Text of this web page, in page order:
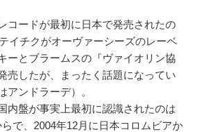
コードが最初に日本で発売されたの
イチクがオーヴァーシーズのレーベ
ーとブラームスの『ヴァイオリン協
売したが、まったく話題になってい
アンドラーデ）。
内盤が事実上最初に認識されたのは
で、2004年12月に日本コロムビアか